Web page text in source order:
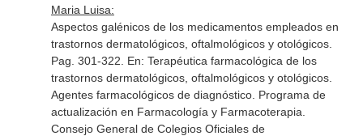
Maria Luisa:
Aspectos galénicos de los medicamentos empleados en
trastornos dermatológicos, oftalmológicos y otológicos.
Pag. 301-322. En: Terapéutica farmacológica de los
trastornos dermatológicos, oftalmológicos y otológicos.
Agentes farmacológicos de diagnóstico. Programa de
actualización en Farmacología y Farmacoterapia
Consejo General de Colegios Oficiales de